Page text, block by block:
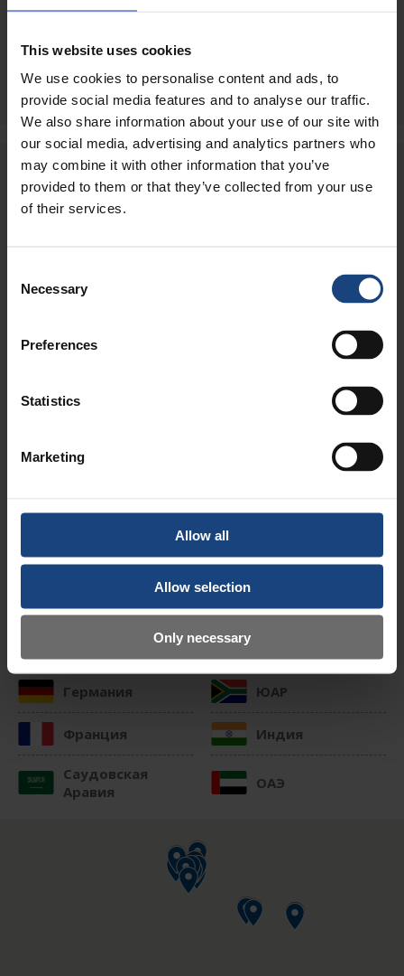
This website uses cookies
We use cookies to personalise content and ads, to
provide social media features and to analyse our traffic.
We also share information about your use of our site with
our social media, advertising and analytics partners who
may combine it with other information that you’ve
provided to them or that they’ve collected from your use
of their services.
Selection
Necessary
Preferences
Statistics
Marketing
Allow all
Allow selection
Only necessary
Ремонтные работы на
главном двигателе
Ремонт корпуса клапана
МИРА В СВЯЗИ С НЕПРЕДВИДЕННОЙ
ИНЖЕНЕРНО-ТЕХНИЧЕСКОЙ
Metalock Engineering – это компания,
механического оборудования во всех регионах
мира. Мы обладаем обширными знаниями,
высококачественный ремонт, техническое
обслуживание, модификацию и модернизацию
оборудования в строгом соответствии с
Выберите одну из следующих стран
Германия ЮАР
Франция Индия
Саудовская
Аравия
ОАЭ